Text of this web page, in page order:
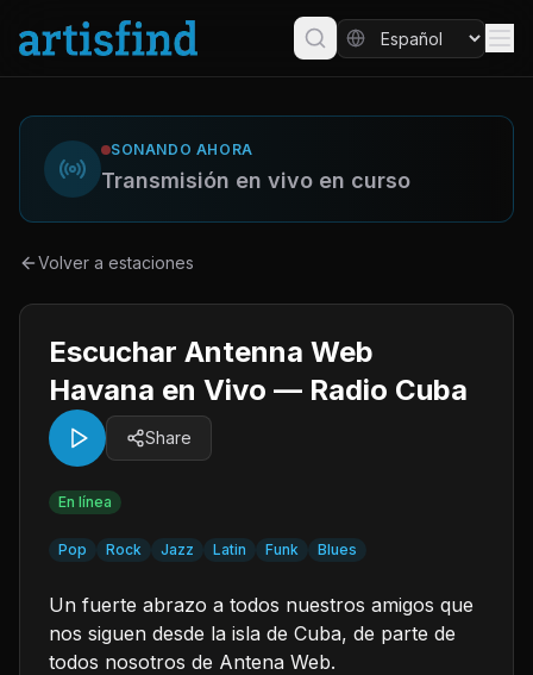
SONANDO AHORA
Transmisión en vivo en curso
Volver a estaciones
Escuchar Antenna Web
Havana en Vivo — Radio Cuba
Share
En línea
Pop Rock Jazz Latin Funk Blues
Un fuerte abrazo a todos nuestros amigos que
nos siguen desde la isla de Cuba, de parte de
todos nosotros de Antena Web.